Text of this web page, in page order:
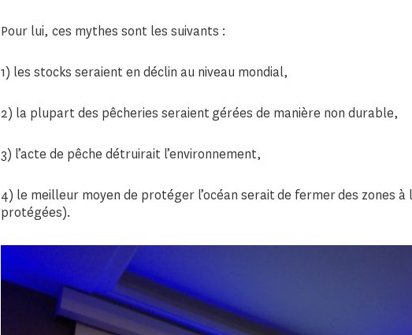
Pour lui, ces mythes sont les suivants :
1) les stocks seraient en déclin au niveau mondial,
2) la plupart des pêcheries seraient gérées de manière non durable,
3) l’acte de pêche détruirait l’environnement,
4) le meilleur moyen de protéger l’océan serait de fermer des zones à
protégées).